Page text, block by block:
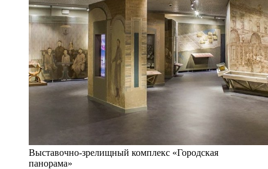
Выставочно-зрелищный комплекс «Городская
панорама»